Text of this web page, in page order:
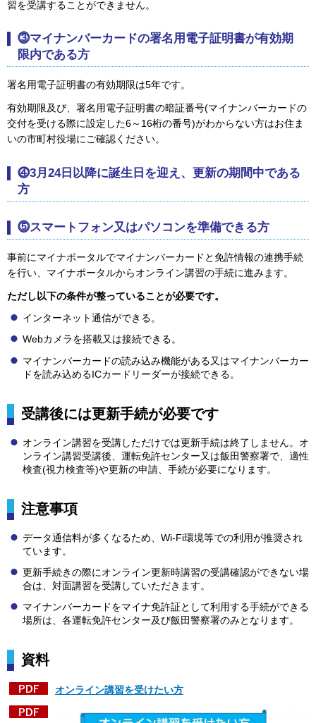
習を受講することができません。
⓷マイナンバーカードの署名用電子証明書が有効期
限内である方
署名用電子証明書の有効期限は5年です。
有効期限及び、署名用電子証明書の暗証番号(マイナンバーカードの
交付を受ける際に設定した6～16桁の番号)がわからない方はお住ま
いの市町村役場にご確認ください。
⓸3月24日以降に誕生日を迎え、更新の期間中である
方
⓹スマートフォン又はパソコンを準備できる方
事前にマイナポータルでマイナンバーカードと免許情報の連携手続
を行い、マイナポータルからオンライン講習の手続に進みます。
ただし以下の条件が整っていることが必要です。
インターネット通信ができる。
Webカメラを搭載又は接続できる。
マイナンバーカードの読み込み機能がある又はマイナンバーカー
ドを読み込めるICカードリーダーが接続できる。
受講後には更新手続が必要です
オンライン講習を受講しただけでは更新手続は終了しません。オ
ンライン講習受講後、運転免許センター又は飯田警察署で、適性
検査(視力検査等)や更新の申請、手続が必要になります。
注意事項
データ通信料が多くなるため、Wi-Fi環境等での利用が推奨され
ています。
更新手続きの際にオンライン更新時講習の受講確認ができない場
合は、対面講習を受講していただきます。
マイナンバーカードをマイナ免許証として利用する手続ができる
場所は、各運転免許センター及び飯田警察署のみとなります。
資料
オンライン講習を受けたい方